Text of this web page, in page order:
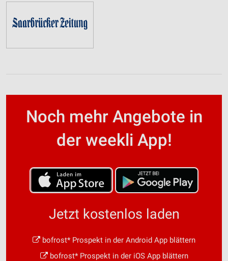
Noch mehr Angebote in
der weekli App!
Jetzt kostenlos laden
bofrost* Prospekt in der Android App blättern
bofrost* Prospekt in der iOS App blättern